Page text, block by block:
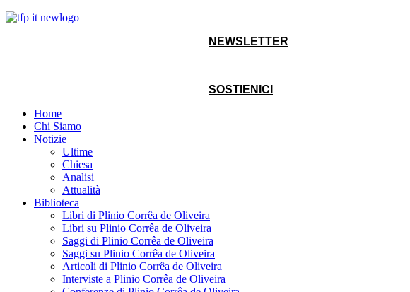
NEWSLETTER
SOSTIENICI
Home
Chi Siamo
Notizie
Ultime
Chiesa
Analisi
Attualità
Biblioteca
Libri di Plinio Corrêa de Oliveira
Libri su Plinio Corrêa de Oliveira
Saggi di Plinio Corrêa de Oliveira
Saggi su Plinio Corrêa de Oliveira
Articoli di Plinio Corrêa de Oliveira
Interviste a Plinio Corrêa de Oliveira